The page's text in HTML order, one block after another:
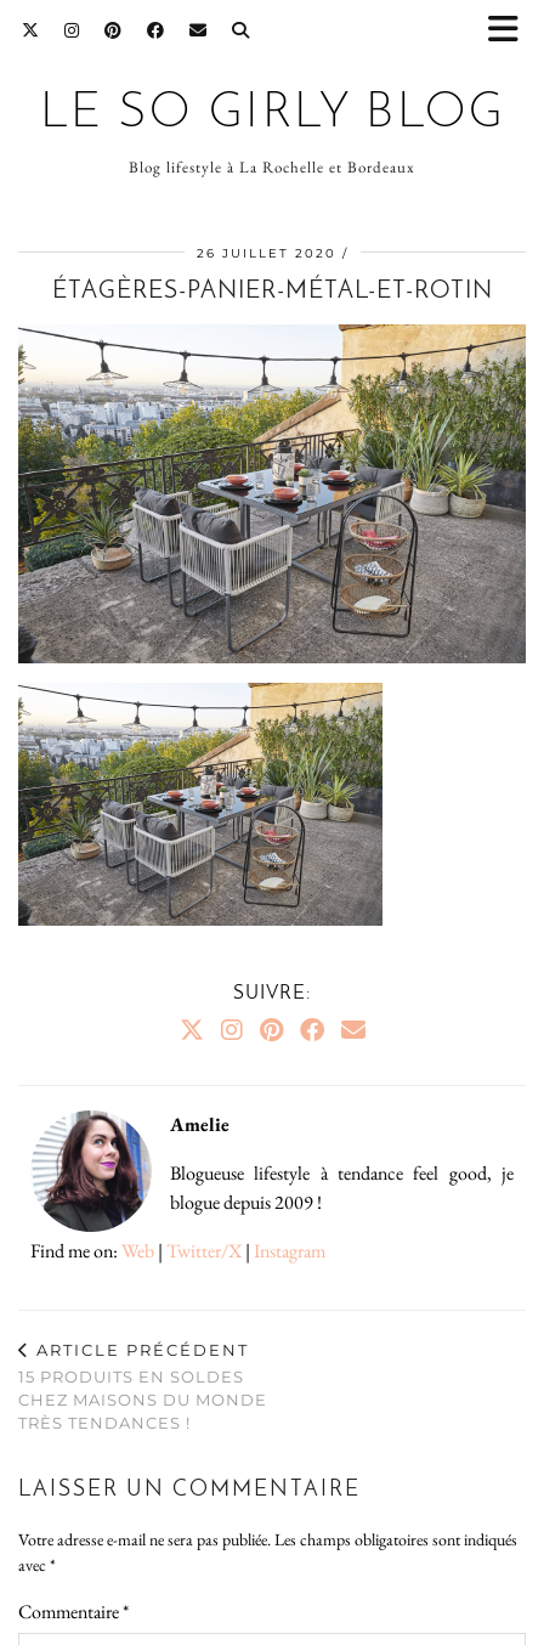
LE SO GIRLY BLOG
Blog lifestyle à La Rochelle et Bordeaux
26 JUILLET 2020
ÉTAGÈRES-PANIER-MÉTAL-ET-ROTIN
SUIVRE:
Amelie
Blogueuse lifestyle à tendance feel good, je
blogue depuis 2009 !
Find me on:Web|Twitter/X| Instagram
ARTICLE PRÉCÉDENT
15 PRODUITS EN SOLDES
CHEZ MAISONS DU MONDE
TRÈS TENDANCES !
LAISSER UN COMMENTAIRE
Votre adresse e-mail ne sera pas publiée.Les champs obligatoires sont indiqués
avec *
Commentaire*